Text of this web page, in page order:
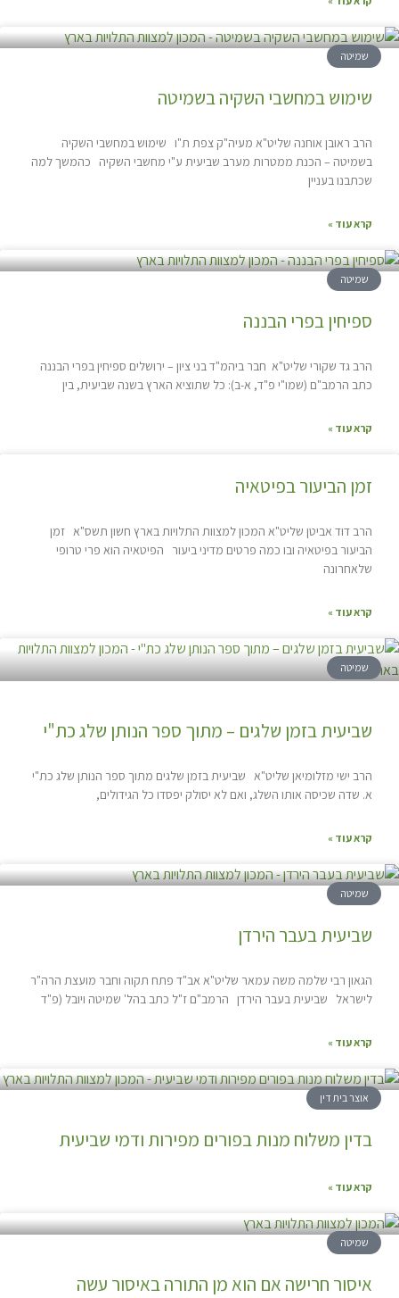
שמיטה
שימוש במחשבי השקיה בשמיטה
הרב ראובן אוחנה שליט"א מעיה"ק צפת ת"ו שימוש במחשבי השקיה
בשמיטה – הכנת ממטרות מערב שביעית ע"י מחשבי השקיה כהמשך למה
שכתבנו בעניין
קרא עוד »
שמיטה
ספיחין בפרי הבננה
הרב גד שקורי שליט"א חבר ביהמ"ד בני ציון – ירושלים ספיחין בפרי הבננה
כתב הרמב"ם (שמו"י פ"ד, א-ב): כל שתוציא הארץ בשנה שביעית, בין
קרא עוד »
זמן הביעור בפיטאיה
הרב דוד אביטן שליט"א המכון למצוות התלויות בארץ חשון תשס"א זמן
הביעור בפיטאיה ובו כמה פרטים מדיני ביעור הפיטאיה הוא פרי טרופי
שלאחרונה
קרא עוד »
שמיטה
שביעית בזמן שלגים – מתוך ספר הנותן שלג כת"י
הרב ישי מזלומיאן שליט"א שביעית בזמן שלגים מתוך ספר הנותן שלג כת"י
א. שדה שכיסה אותו השלג, ואם לא יסולק יפסדו כל הגידולים,
קרא עוד »
שמיטה
שביעית בעבר הירדן
הגאון רבי שלמה משה עמאר שליט"א אב"ד פתח תקוה וחבר מועצת הרה"ר
לישראל שביעית בעבר הירדן הרמב"ם ז"ל כתב בהל' שמיטה ויובל (פ"ד
קרא עוד »
אוצר בית דין
בדין משלוח מנות בפורים מפירות ודמי שביעית
קרא עוד »
שמיטה
איסור חרישה אם הוא מן התורה באיסור עשה